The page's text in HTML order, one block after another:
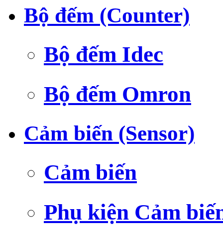
Bộ đếm (Counter)
Bộ đếm Idec
Bộ đếm Omron
Cảm biến (Sensor)
Cảm biến
Phụ kiện Cảm